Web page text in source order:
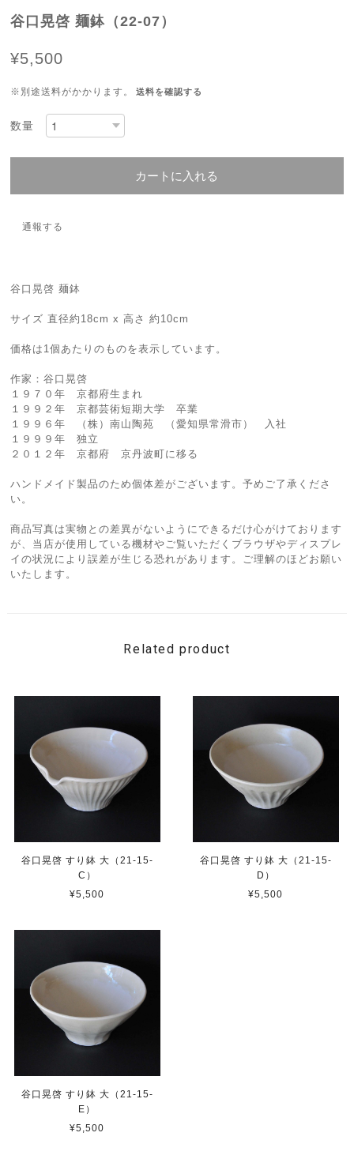
谷口晃啓 麺鉢（22-07）
¥5,500
※別途送料がかかります。 送料を確認する
数量
カートに入れる
通報する
谷口晃啓 麺鉢
サイズ 直径約18cm x 高さ 約10cm
価格は1個あたりのものを表示しています。
作家：谷口晃啓
１９７０年 京都府生まれ
１９９２年 京都芸術短期大学 卒業
１９９６年 （株）南山陶苑 （愛知県常滑市） 入社
１９９９年 独立
２０１２年 京都府 京丹波町に移る
ハンドメイド製品のため個体差がございます。予めご了承くださ
い。
商品写真は実物との差異がないようにできるだけ心がけております
が、当店が使用している機材やご覧いただくブラウザやディスプレ
イの状況により誤差が生じる恐れがあります。ご理解のほどお願い
いたします。
Related product
谷口晃啓 すり鉢 大（21-15-
C）
¥5,500
谷口晃啓 すり鉢 大（21-15-
D）
¥5,500
谷口晃啓 すり鉢 大（21-15-
E）
¥5,500